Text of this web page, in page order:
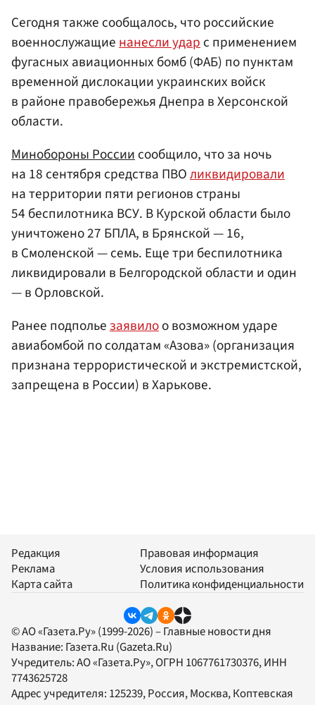
Сегодня также сообщалось, что российские
военнослужащиенанесли ударс применением
фугасных авиационных бомб (ФАБ) по пунктам
временной дислокации украинских войск
в районе правобережья Днепра в Херсонской
области.
Минобороны Россиисообщило, что за ночь
на 18 сентября средства ПВОликвидировали
на территории пяти регионов страны
54 беспилотника ВСУ. В Курской области было
уничтожено 27 БПЛА, в Брянской — 16,
в Смоленской — семь. Еще три беспилотника
ликвидировали в Белгородской области и один
— в Орловской.
Ранее подпольезаявилоо возможном ударе
авиабомбой по солдатам «Азова» (организация
признана террористической и экстремистской,
запрещена в России) в Харькове.
Редакция
Реклама
Карта сайта
Правовая информация
Условия использования
Политика конфиденциальности
© АО «Газета.Ру» (1999-2026) – Главные новости дня
Название: Газета.Ru (Gazeta.Ru)
Учредитель:АО «Газета.Ру», ОГРН 1067761730376, ИНН
7743625728
Адрес учредителя: 125239, Россия, Москва, Коптевская